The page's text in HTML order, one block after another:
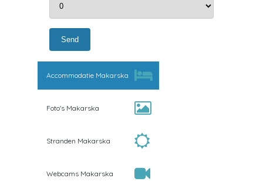
Accommodatie Makarska
Foto's Makarska
Stranden Makarska
Webcams Makarska